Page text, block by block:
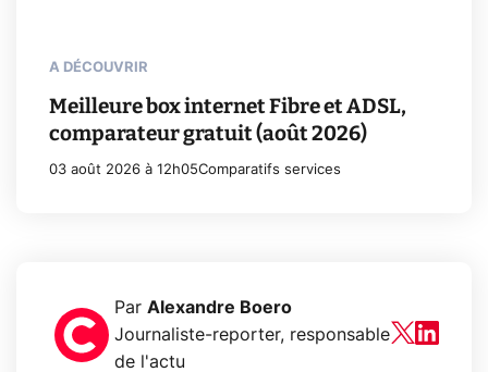
A DÉCOUVRIR
Meilleure box internet Fibre et ADSL,
comparateur gratuit (août 2026)
03 août 2026 à 12h05Comparatifs services
Par Alexandre Boero
Journaliste-reporter, responsable
de l'actu